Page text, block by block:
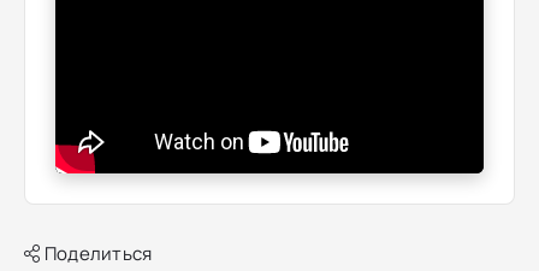
Поделиться